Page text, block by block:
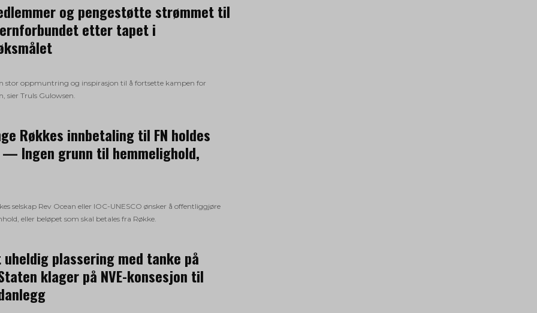
og pengestøtte strømmet til
etter tapet i
stor oppmuntring og inspirasjon til å fortsette kampen for
sier Truls Gulowsen.
Røkkes innbetaling til FN holdes
Ingen grunn til hemmelighold,
selskap Rev Ocean eller IOC-UNESCO ønsker å offentliggjøre
eller beløpet som skal betales fra Røkke.
plassering med tanke på
klager på NVE-konsesjon til